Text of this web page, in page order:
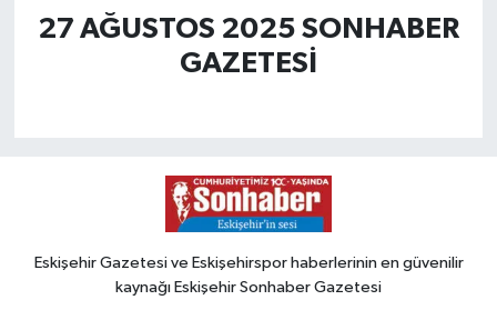
27 AĞUSTOS 2025 SONHABER
GAZETESİ
Eskişehir Gazetesi ve Eskişehirspor haberlerinin en güvenilir
kaynağı Eskişehir Sonhaber Gazetesi